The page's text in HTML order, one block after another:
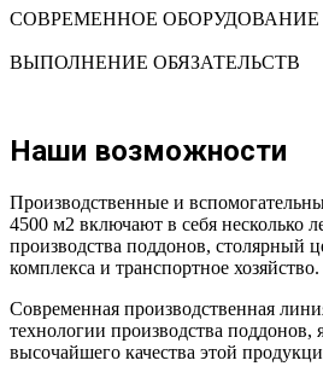
СОВРЕМЕННОЕ ОБОРУДОВАНИЕ
ВЫПОЛНЕНИЕ ОБЯЗАТЕЛЬСТВ
Наши возможности
Производственные и
4500 м2 включают в себя несколько
производства поддонов, столярный
комплекса и транспортное хозяйство.
Современная производственная
технологии производства поддонов,
высочайшего качества этой